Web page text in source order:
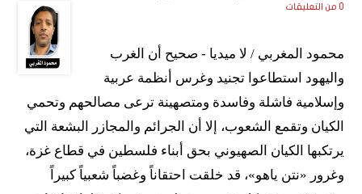
0 من التعليقات
محمود المغربي / لا ميديا - صحيح أن الغرب
واليهود استطاعوا تجنيد وغرس أنظمة عربية
وإسلامية فاشلة وفاسدة ومتصهينة ترعى مصالحهم وتحمي
الكيان وتقمع الشعوب، إلا أن الجرائم والمجازر البشعة التي
يرتكبها الكيان الصهيوني بحق أبناء فلسطين في قطاع غزة،
وغرور «نتن ياهو»، قد خلقت احتقاناً وغضباً شعبياً كبيراً